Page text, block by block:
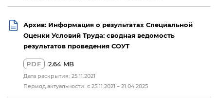
Архив: Информация о результатах Специальной
Оценки Условий Труда: сводная ведомость
результатов проведения СОУТ
PDF 2.64 MB
Дата раскрытия: 25.11.2021
Период актуальности: c 25.11.2021 – 21.04.2025